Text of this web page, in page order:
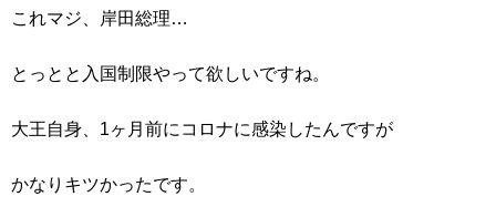
これマジ、岸田総理…
とっとと入国制限やって欲しいですね。
大王自身、1ヶ月前にコロナに感染したんですが
かなりキツかったです。